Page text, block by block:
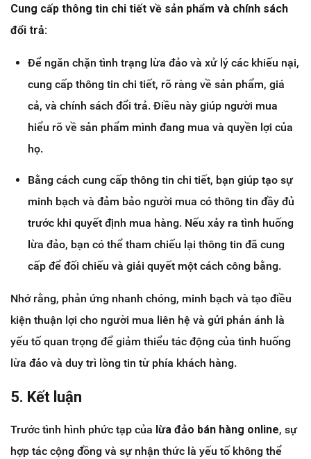
Cung cấp thông tin chi tiết về sản phẩm và chính sách
đổi trả:
Để ngăn chặn tình trạng lừa đảo và xử lý các khiếu nại,
cung cấp thông tin chi tiết, rõ ràng về sản phẩm, giá
cả, và chính sách đổi trả. Điều này giúp người mua
hiểu rõ về sản phẩm mình đang mua và quyền lợi của
họ.
Bằng cách cung cấp thông tin chi tiết, bạn giúp tạo sự
minh bạch và đảm bảo người mua có thông tin đầy đủ
trước khi quyết định mua hàng. Nếu xảy ra tình huống
lừa đảo, bạn có thể tham chiếu lại thông tin đã cung
cấp để đối chiếu và giải quyết một cách công bằng.
Nhớ rằng, phản ứng nhanh chóng, minh bạch và tạo điều
kiện thuận lợi cho người mua liên hệ và gửi phản ánh là
yếu tố quan trọng để giảm thiểu tác động của tình huống
lừa đảo và duy trì lòng tin từ phía khách hàng.
5. Kết luận
Trước tình hình phức tạp của lừa đảo bán hàng online, sự
hợp tác cộng đồng và sự nhận thức là yếu tố không thể